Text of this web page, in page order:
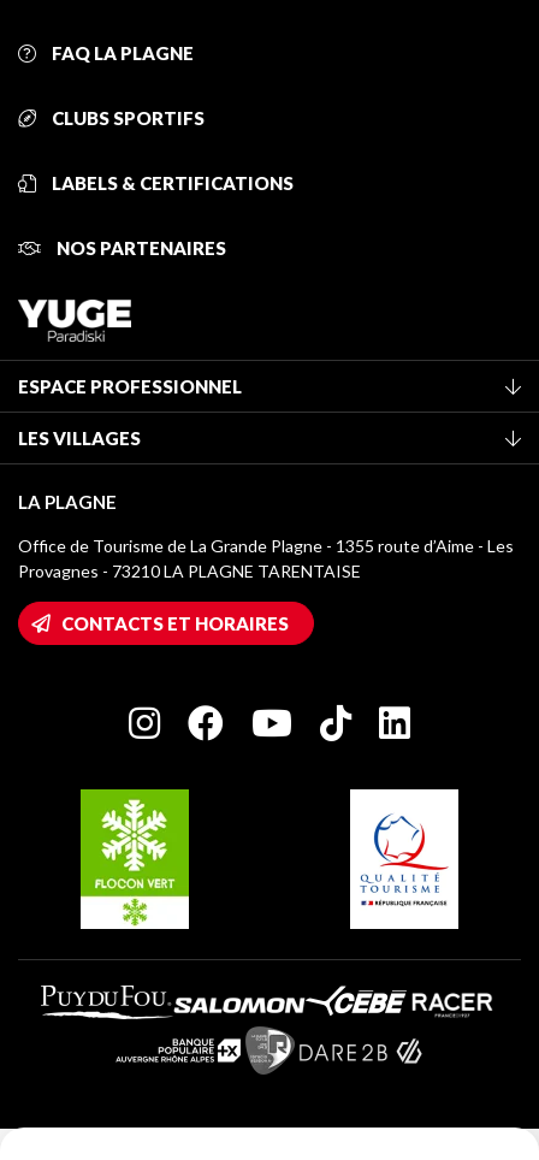
FAQ LA PLAGNE
CLUBS SPORTIFS
LABELS & CERTIFICATIONS
NOS PARTENAIRES
ESPACE PROFESSIONNEL
Classement des meublés
Taxe de séjour
Médiathèque
Logos La Plagne
Accès Wifi
Maison des Propriétaires
Charte des Acteurs Engagés
LES VILLAGES
Montchavin - Les Coches
Champagny-en-Vanoise
Plagne 1800
Plagne Villages
Plagne Aime 2000
LA PLAGNE
Office de Tourisme de La Grande Plagne - 1355 route d’Aime - Les
Provagnes - 73210 LA PLAGNE TARENTAISE
CONTACTS ET HORAIRES